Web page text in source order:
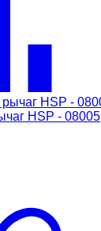
HSP - 08005